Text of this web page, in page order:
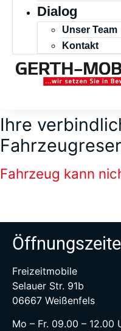
Dialog
Unser Team
Kontakt
Ihre
Fahrzeug kann
Freizeitmobile
Selauer Str. 91b
06667 Weißenfels
Mo – Fr. 09.00 – 12.00